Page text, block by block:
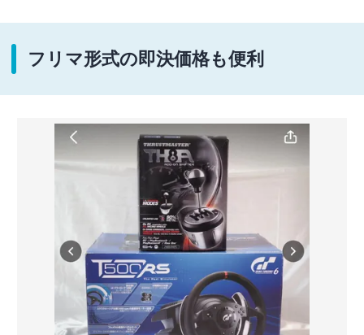
フリマ形式の即決価格も便利